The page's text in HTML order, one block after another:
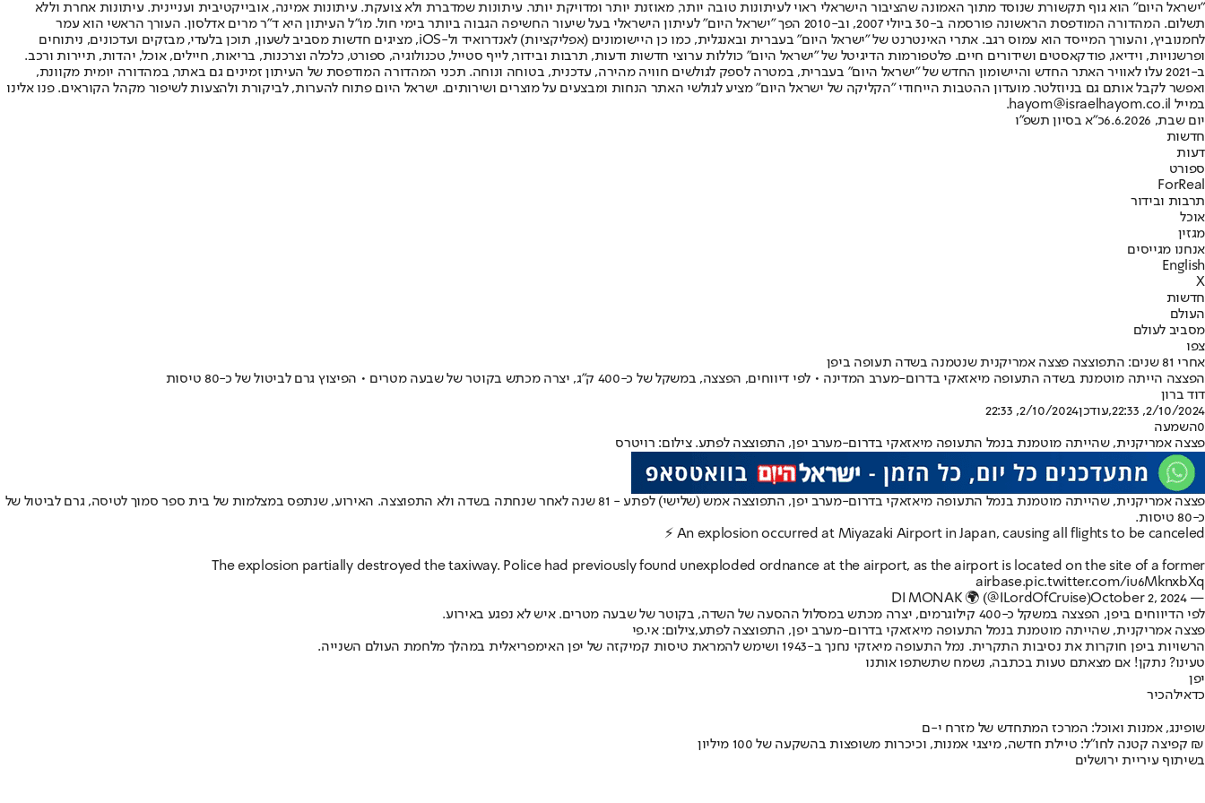
"ישראל היום" הוא גוף תקשורת שנוסד מתוך האמונה שהציבור הישראלי ראוי לעיתונות טובה יותר, מאוזנת יותר ומדויקת יותר. עיתונות שמדברת ולא צועקת. עיתונות אמינה, אובייקטיבית ועניינית. עיתונות אחרת וללא
תשלום. המהדורה המודפסת הראשונה פורסמה ב-30 ביולי 2007, וב-2010 הפך "ישראל היום" לעיתון הישראלי בעל שיעור החשיפה הגבוה ביותר בימי חול. מו"ל העיתון היא ד"ר מרים אדלסון. העורך הראשי הוא עמר
לחמנוביץ, והעורך המייסד הוא עמוס רגב. אתרי האינטרנט של "ישראל היום" בעברית ובאנגלית, כמו כן היישומונים (אפליקציות) לאנדרואיד ול-iOS, מציגים חדשות מסביב לשעון, תוכן בלעדי, מבזקים ועדכונים, ניתוחים
ופרשנויות, וידיאו, פודקאסטים ושידורים חיים. פלטפורמות הדיגיטל של "ישראל היום" כוללות ערוצי חדשות ודעות, תרבות ובידור, לייף סטייל, טכנולוגיה, ספורט, כלכלה וצרכנות, בריאות, חיילים, אוכל, יהדות, תיירות ורכב.
ב-2021 עלו לאוויר האתר החדש והיישומון החדש של "ישראל היום" בעברית, במטרה לספק לגולשים חוויה מהירה, עדכנית, בטוחה ונוחה. תכני המהדורה המודפסת של העיתון זמינים גם באתר, במהדורה יומית מקוונת,
ואפשר לקבל אותם גם בניוזלטר. מועדון ההטבות הייחודי "הקליקה של ישראל היום" מציע לגולשי האתר הנחות ומבצעים על מוצרים ושירותים. ישראל היום פתוח להערות, לביקורת ולהצעות לשיפור מקהל הקוראים. פנו אלינו
במייל hayom@israelhayom.co.il.
יום שבת, 6.6.2026
כ"א בסיון תשפ"ו
חדשות
דעות
ספורט
ForReal
תרבות ובידור
אוכל
מגזין
אנחנו מגייסים
English
X
חדשות
העולם
מסביב לעולם
צפו
אחרי 81 שנים: התפוצצה פצצה אמריקנית שנטמנה בשדה תעופה ביפן
הפצצה הייתה מוטמנת בשדה התעופה מיאזאקי בדרום-מערב המדינה • לפי דיווחים, הפצצה, במשקל של כ-400 ק"ג, יצרה מכתש בקוטר של שבעה מטרים • הפיצוץ גרם לביטול של כ-80 טיסות
דוד ברון
2/10/2024, 22:33
,עודכן2/10/2024, 22:33
0השמעה
פצצה אמריקנית, שהייתה מוטמנת בנמל התעופה מיאזאקי בדרום-מערב יפן, התפוצצה לפתע. צילום: רויטרס
פצצה אמריקנית, שהייתה מוטמנת בנמל התעופה מיאזאקי בדרום-מערב יפן, התפוצצה אמש (שלישי) לפתע - 81 שנה לאחר שנחתה בשדה ולא התפוצצה. האירוע, שנתפס במצלמות של בית ספר סמוך לטיסה, גרם לביטול של
כ-80 טיסות.
⚡ An explosion occurred at Miyazaki Airport in Japan, causing all flights to be canceled
The explosion partially destroyed the taxiway. Police had previously found unexploded ordnance at the airport, as the airport is located on the site of a former
airbase.pic.twitter.com/iu6MknxbXq
— DI MONAK 🌍 (@ILordOfCruise)
October 2, 2024
לפי הדיווחים ביפן, הפצצה במשקל כ-400 קילוגרמים, יצרה מכתש במסלול ההסעה של השדה, בקוטר של שבעה מטרים. איש לא נפגע באירוע.
פצצה אמריקנית, שהייתה מוטמנת בנמל התעופה מיאזאקי בדרום-מערב יפן, התפוצצה לפתע,צילום: אי.פי
הרשויות ביפן חוקרות את נסיבות התקרית. נמל התעופה מיאזקי נחנך ב-1943 ושימש להמראת טיסות קמיקזה של יפן האימפריאלית במהלך מלחמת העולם השנייה.
טעינו? נתקן! אם מצאתם טעות בכתבה, נשמח שתשתפו אותנו
יפן
כדאילהכיר
שופינג, אמנות ואוכל: המרכז המתחדש של מזרח י-ם
קפיצה קטנה לחו"ל: טיילת חדשה, מיצגי אמנות, וכיכרות משופצות בהשקעה של 100 מיליון ₪
בשיתוף עיריית ירושלים